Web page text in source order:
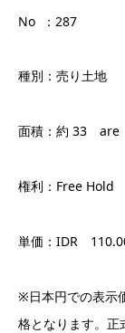
No ：287
種別：売り土地
面積：約 33 are
権利：Free Hold
単価：IDR
※日本円での表示
格となります。正